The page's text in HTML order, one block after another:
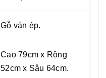
Gỗ ván ép.
Cao 79cm x Rộng
52cm x Sâu 64cm.